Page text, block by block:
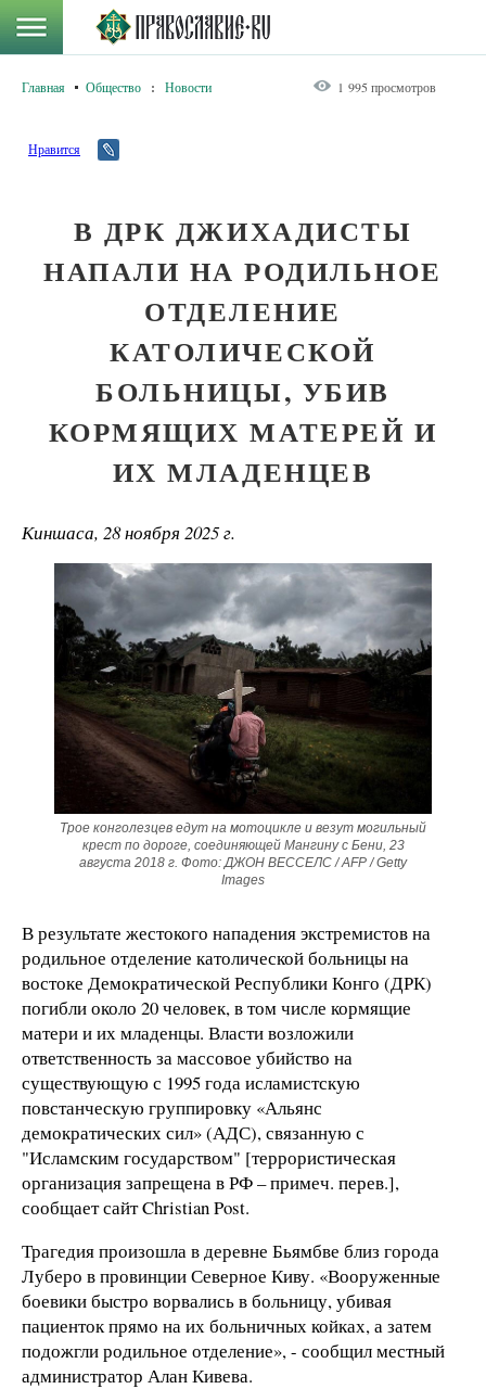
Главная Общество : Новости 1 995 просмотров
Нравится
В ДРК ДЖИХАДИСТЫ
НАПАЛИ НА РОДИЛЬНОЕ
ОТДЕЛЕНИЕ
КАТОЛИЧЕСКОЙ
БОЛЬНИЦЫ, УБИВ
КОРМЯЩИХ МАТЕРЕЙ И
ИХ МЛАДЕНЦЕВ
Киншаса, 28 ноября 2025 г.
Трое конголезцев едут на мотоцикле и везут могильный
крест по дороге, соединяющей Мангину с Бени, 23
августа 2018 г. Фото: ДЖОН ВЕССЕЛС / AFP / Getty
Images
В результате жестокого нападения экстремистов на
родильное отделение католической больницы на
востоке Демократической Республики Конго (ДРК)
погибли около 20 человек, в том числе кормящие
матери и их младенцы. Власти возложили
ответственность за массовое убийство на
существующую с 1995 года исламистскую
повстанческую группировку «Альянс
демократических сил» (АДС), связанную с
"Исламским государством" [террористическая
организация запрещена в РФ – примеч. перев.],
сообщает сайт Christian Post.
Трагедия произошла в деревне Бьямбве близ города
Луберо в провинции Северное Киву. «Вооруженные
боевики быстро ворвались в больницу, убивая
пациенток прямо на их больничных койках, а затем
подожгли родильное отделение», - сообщил местный
администратор Алан Кивева.